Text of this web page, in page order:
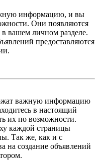
информацию, и вы
Они появляются
вашем личном разделе.
предоставляются
важную информацию
в настоящий
их по возможности.
каждой страницы
Так же, как и с
на создание объявлений